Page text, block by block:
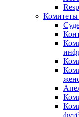
Комитеты